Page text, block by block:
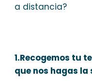
a distancia?
1.Recogemos tu
que nos hagas